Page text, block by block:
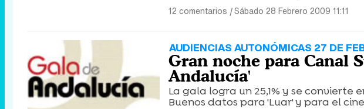
12 comentarios |Sábado 28 Febrero 2009 11:11
AUDIENCIAS AUTONÓMICAS 27 DE
Gran noche para Canal
Andalucía'
La gala logra un 25,1% y se convierte
Buenos datos para 'Luar' y para el